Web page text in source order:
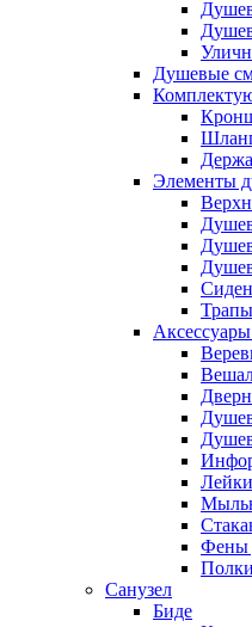
Душевые
Элементы
Фены
Санузел
Биде